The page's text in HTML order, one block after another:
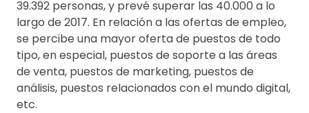
39.392 personas, y prevé superar las 40.000 a lo
largo de 2017. En relación a las ofertas de empleo,
se percibe una mayor oferta de puestos de todo
tipo, en especial, puestos de soporte a las áreas
de venta, puestos de marketing, puestos de
análisis, puestos relacionados con el mundo digital,
etc.